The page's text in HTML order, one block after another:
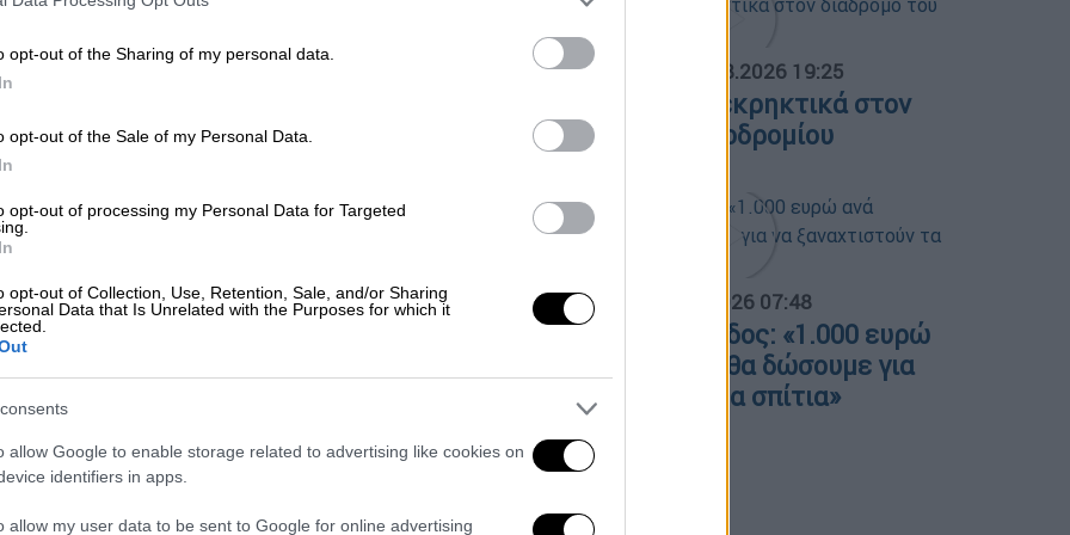
opt-out of the Sharing of my personal data.
opt-out of the Sale of my Personal Data.
opt-out of processing my Personal Data for Targeted
opt-out of Collection, Use, Retention, Sale, and/or Sharing
Data that Is Unrelated with the Purposes for which it
allow Google to enable storage related to advertising like cookies on
identifiers in apps.
allow my user data to be sent to Google for online advertising
Πρώτης Κυρίας της Γαλλίας
Υποστηρικτής της θεωρίας της
Ανταρκτική και άλλαξε γνώμη:
χρειάστηκαν οπαδοί της θεωρίας ότι
Κόσμος|21.11.2024 17:50
Μπελάδες για τον Μπολσονάρου -
Κατηγορείται για συνωμοσία με
ΑΠΟΣΠΑΣΜΑΤΑ... 05.08.2026 19:25
Λειψία: Drone με εκρηκτικά στον
διάδρομο του αεροδρομίου
Ώρα Ελλάδος... 06.08.2026 07:48
Κώστας Κατσαφάδος: «1.000 ευρώ
ανά τετραγωνικό θα δώσουμε για
να ξαναχτιστούν τα σπίτια»